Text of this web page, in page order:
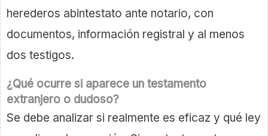
herederos abintestato ante notario, con
documentos, información registral y al menos
dos testigos.
¿Qué ocurre si aparece un testamento
extranjero o dudoso?
Se debe analizar si realmente es eficaz y qué ley